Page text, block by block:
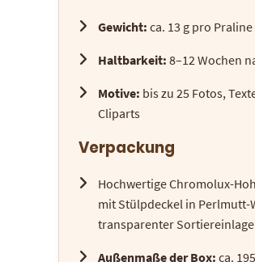
Gewicht: ca. 13 g pro Praline
Haltbarkeit: 8–12 Wochen
Motive: bis zu 25 Fotos,
Cliparts
Verpackung
Hochwertige Chromolux-
mit Stülpdeckel in Perlmutt-
transparenter Sortiereinlage
Außenmaße der Box: ca.